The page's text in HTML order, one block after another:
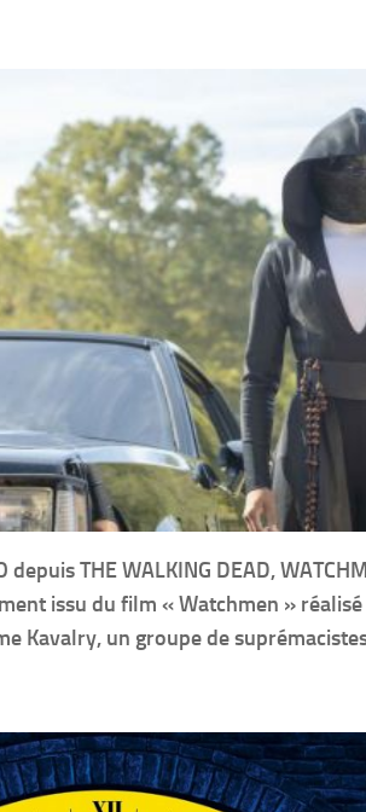
depuis THE WALKING DEAD,
issu du film « Watchmen »
Kavalry, un groupe de